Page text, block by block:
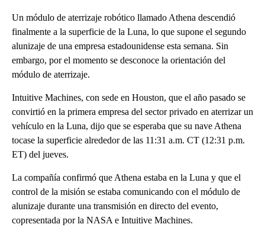
Un módulo de aterrizaje robótico llamado Athena descendió
finalmente a la superficie de la Luna, lo que supone el segundo
alunizaje de una empresa estadounidense esta semana. Sin
embargo, por el momento se desconoce la orientación del
módulo de aterrizaje.
Intuitive Machines, con sede en Houston, que el año pasado se
convirtió en la primera empresa del sector privado en aterrizar un
vehículo en la Luna, dijo que se esperaba que su nave Athena
tocase la superficie alrededor de las 11:31 a.m. CT (12:31 p.m.
ET) del jueves.
La compañía confirmó que Athena estaba en la Luna y que el
control de la misión se estaba comunicando con el módulo de
alunizaje durante una transmisión en directo del evento,
copresentada por la NASA e Intuitive Machines.